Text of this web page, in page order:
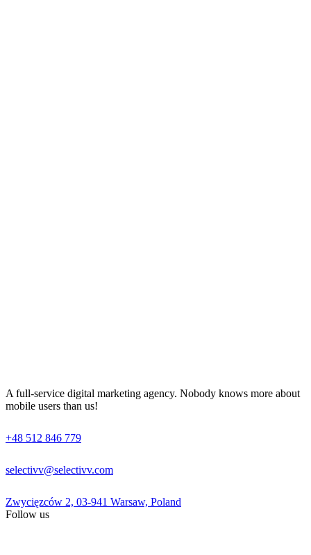
A full-service digital marketing agency. Nobody knows more about
mobile users than us!
+48 512 846 779
selectivv@selectivv.com
Zwycięzców 2, 03-941 Warsaw, Poland
Follow us